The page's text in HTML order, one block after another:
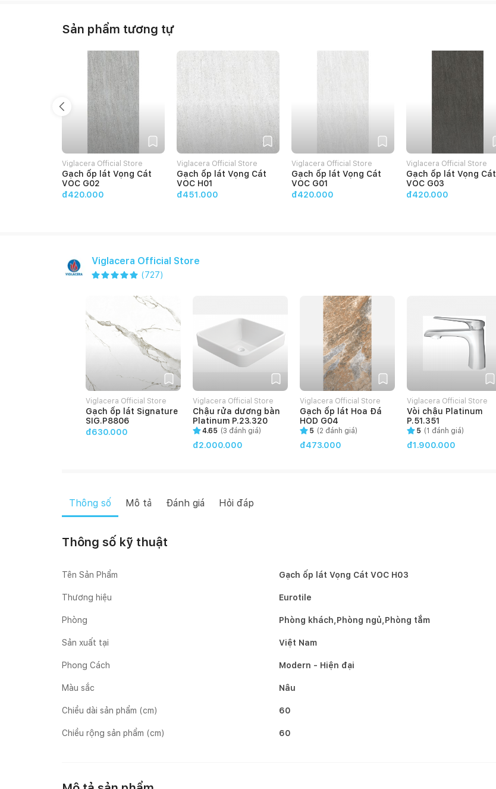
Sản phẩm tương tự
Viglacera Official Store
Gạch ốp lát Vọng Cát
VOC G02
đ420.000
Viglacera Official Store
Gạch ốp lát Vọng Cát
VOC H01
đ451.000
Viglacera Official Store
Gạch ốp lát Vọng Cát
VOC G01
đ420.000
Viglacera Official Store
Gạch ốp lát Vọng Cát
VOC G03
đ420.000
Viglacera Official Store
(727)
Viglacera Official Store
Gạch ốp lát Signature
SIG.P8806
đ630.000
Viglacera Official Store
Chậu rửa dương bàn
Platinum P.23.320
4.65 (3 đánh giá)
đ2.000.000
Viglacera Official Store
Gạch ốp lát Hoa Đá
HOD G04
5 (2 đánh giá)
đ473.000
Viglacera Official Store
Vòi chậu Platinum
P.51.351
5 (1 đánh giá)
đ1.900.000
Thông số Mô tả Đánh giá Hỏi đáp
Thông số kỹ thuật
Tên Sản Phẩm Gạch ốp lát Vọng Cát VOC H03
Thương hiệu Eurotile
Phòng Phòng khách,Phòng ngủ,Phòng tắm
Sản xuất tại Việt Nam
Phong Cách Modern - Hiện đại
Màu sắc Nâu
Chiều dài sản phẩm (cm) 60
Chiều rộng sản phẩm (cm) 60